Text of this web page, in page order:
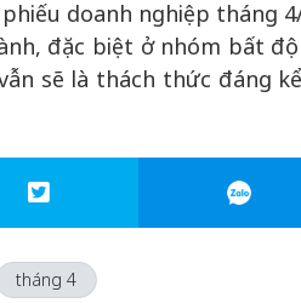
doanh nghiệp tháng
đặc biệt ở nhóm bất
sẽ là thách thức đáng
tháng 4